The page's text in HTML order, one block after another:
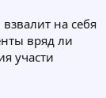
на себя
вряд ли
участи